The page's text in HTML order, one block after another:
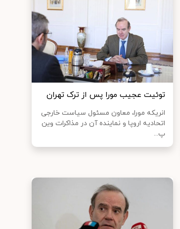
توئیت عجیب مورا پس از ترک تهران
انریکه مورا، معاون مسئول سیاست خارجی
اتحادیه اروپا و نماینده آن در مذاکرات وین
پ...